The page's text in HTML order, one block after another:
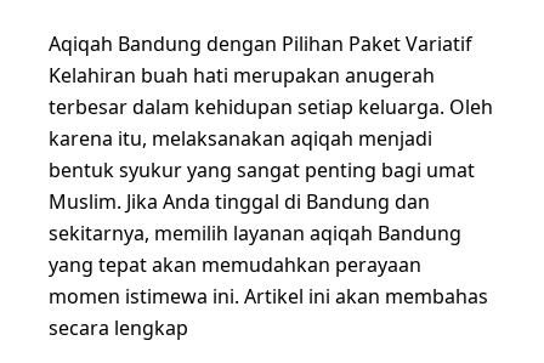
Aqiqah Bandung dengan Pilihan Paket Variatif
Kelahiran buah hati merupakan anugerah
terbesar dalam kehidupan setiap keluarga. Oleh
karena itu, melaksanakan aqiqah menjadi
bentuk syukur yang sangat penting bagi umat
Muslim. Jika Anda tinggal di Bandung dan
sekitarnya, memilih layanan aqiqah Bandung
yang tepat akan memudahkan perayaan
momen istimewa ini. Artikel ini akan membahas
secara lengkap